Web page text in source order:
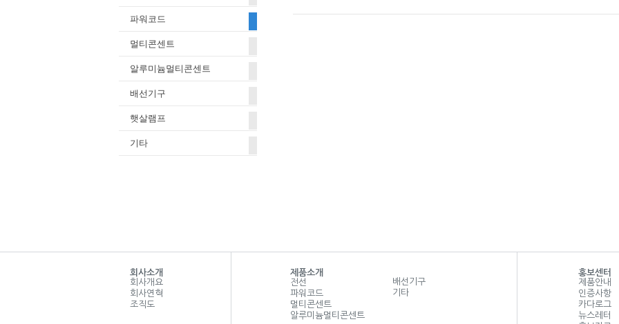
파워코드
멀티콘센트
알루미늄멀티콘센트
배선기구
햇살램프
기타
회사소개
회사개요
회사연혁
조직도
제품소개
전선
파워코드
멀티콘센트
알루미늄멀티콘센트
배선기구
기타
홍보센터
제품안내
인증사항
카다로그
뉴스레터